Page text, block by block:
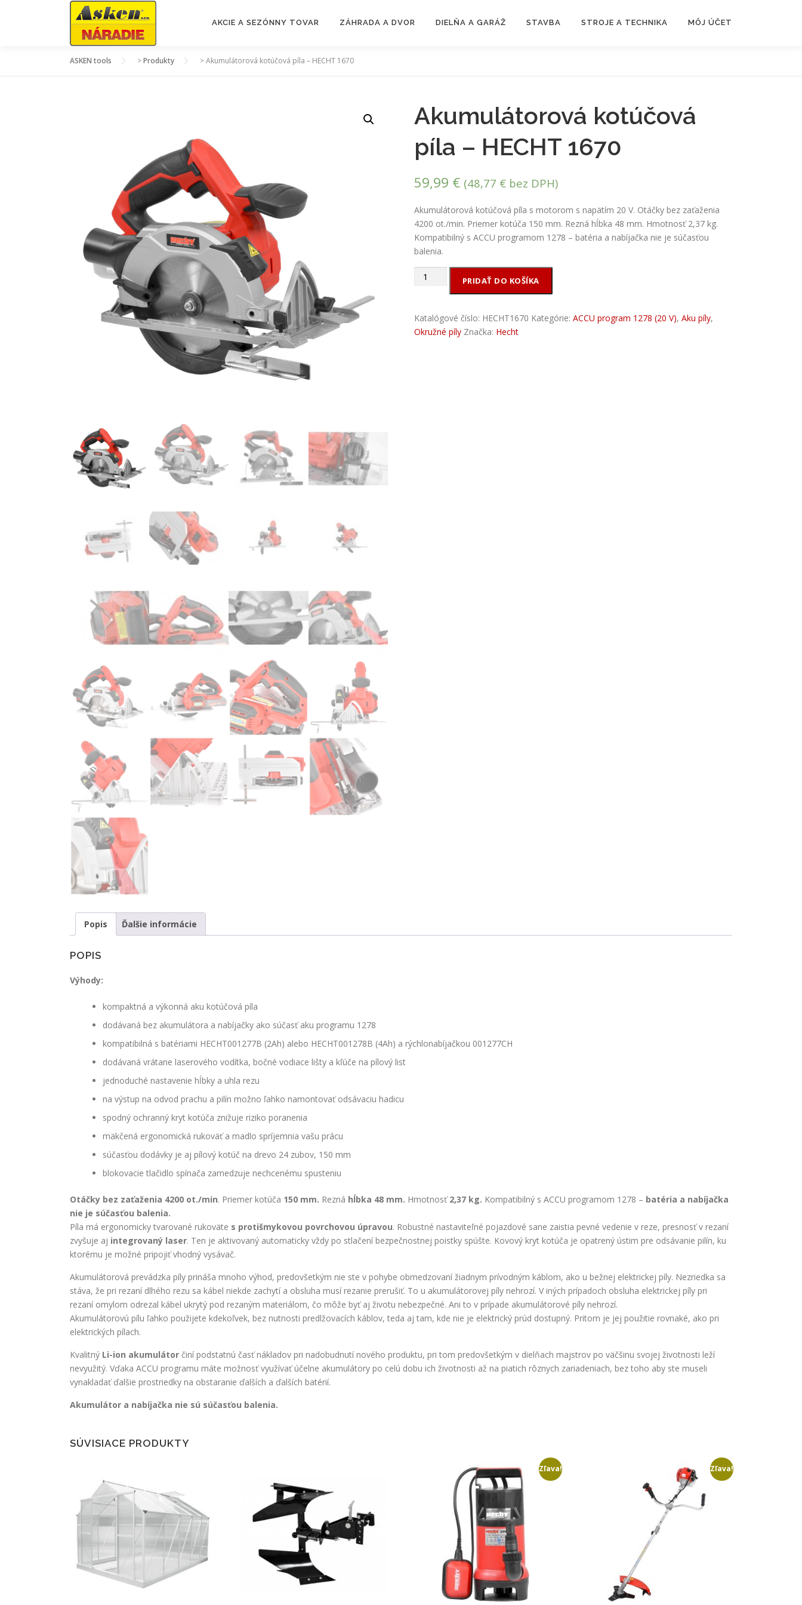
AKCIE A SEZÓNNY TOVAR ZÁHRADA A DVOR DIELŇA A GARÁŽ STAVBA STROJE A TECHNIKA MÔJ ÚČET
ASKEN tools >Produkty >Akumulátorová kotúčová píla – HECHT 1670
Akumulátorová kotúčová
píla – HECHT 1670
59,99 € (48,77 € bez DPH)
Akumulátorová kotúčová píla s motorom s napätím 20 V. Otáčky bez zaťaženia
4200 ot./min. Priemer kotúča 150 mm. Rezná hĺbka 48 mm. Hmotnosť 2,37 kg.
Kompatibilný s ACCU programom 1278 – batéria a nabíjačka nie je súčasťou
balenia.
množstvo
Akumulátorová
píla
-
PRIDAŤ DO KOŠÍKA
Katalógové číslo: HECHT1670 Kategórie:ACCU program 1278 (20 V),Aku píly,
Okružné píly Značka: Hecht
Popis Ďalšie informácie
POPIS
Výhody:
kompaktná a výkonná aku kotúčová píla
dodávaná bez akumulátora a nabíjačky ako súčasť aku programu 1278
kompatibilná s batériami HECHT001277B (2Ah) alebo HECHT001278B (4Ah) a rýchlonabíjačkou 001277CH
dodávaná vrátane laserového vodítka, bočné vodiace lišty a kľúče na pílový list
jednoduché nastavenie hĺbky a uhla rezu
na výstup na odvod prachu a pilín možno ľahko namontovať odsávaciu hadicu
spodný ochranný kryt kotúča znižuje riziko poranenia
mäkčená ergonomická rukoväť a madlo spríjemnia vašu prácu
súčasťou dodávky je aj pílový kotúč na drevo 24 zubov, 150 mm
blokovacie tlačidlo spínača zamedzuje nechcenému spusteniu
Otáčky bez zaťaženia 4200 ot./min. Priemer kotúča 150 mm. Rezná hĺbka 48 mm. Hmotnosť2,37 kg. Kompatibilný s ACCU programom 1278 – batéria a nabíjačka
nie je súčasťou balenia.
Píla má ergonomicky tvarované rukoväte s protišmykovou povrchovou úpravou. Robustné nastaviteľné pojazdové sane zaistia pevné vedenie v reze, presnosť v rezaní
zvyšuje aj integrovaný laser. Ten je aktivovaný automaticky vždy po stlačení bezpečnostnej poistky spúšte. Kovový kryt kotúča je opatrený ústim pre odsávanie pilín, ku
ktorému je možné pripojiť vhodný vysávač.
Akumulátorová prevádzka píly prináša mnoho výhod, predovšetkým nie ste v pohybe obmedzovaní žiadnym prívodným káblom, ako u bežnej elektrickej píly. Nezriedka sa
stáva, že pri rezaní dlhého rezu sa kábel niekde zachytí a obsluha musí rezanie prerušiť. To u akumulátorovej píly nehrozí. V iných prípadoch obsluha elektrickej píly pri
rezaní omylom odrezal kábel ukrytý pod rezaným materiálom, čo môže byť aj životu nebezpečné. Ani to v prípade akumulátorové píly nehrozí.
Akumulátorovú pílu ľahko použijete kdekoľvek, bez nutnosti predlžovacích káblov, teda aj tam, kde nie je elektrický prúd dostupný. Pritom je jej použitie rovnaké, ako pri
elektrických pílach.
Kvalitný Li-ion akumulátor činí podstatnú časť nákladov pri nadobudnutí nového produktu, pri tom predovšetkým v dielňach majstrov po väčšinu svojej životnosti leží
nevyužitý. Vďaka ACCU programu máte možnosť využívať účelne akumulátory po celú dobu ich životnosti až na piatich rôznych zariadeniach, bez toho aby ste museli
vynakladať ďalšie prostriedky na obstaranie ďalších a ďalších batérií.
Akumulátor a nabíjačka nie sú súčasťou balenia.
SÚVISIACE PRODUKTY
Zľava! Zľava!